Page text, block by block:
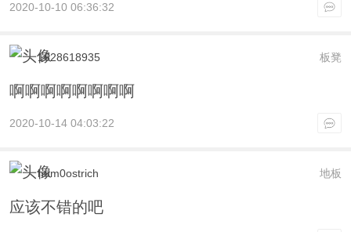
2020-10-10 06:36:32
板凳
1628618935
啊啊啊啊啊啊啊啊
2020-10-14 04:03:22
地板
hum0ostrich
应该不错的吧